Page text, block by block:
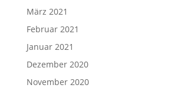
März 2021
Februar 2021
Januar 2021
Dezember 2020
November 2020